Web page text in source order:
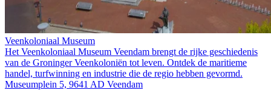
Veenkoloniaal Museum
Het Veenkoloniaal Museum Veendam brengt de rijke geschiedenis
van de Groninger Veenkoloniën tot leven. Ontdek de maritieme
handel, turfwinning en industrie die de regio hebben gevormd.
Museumplein 5, 9641 AD Veendam